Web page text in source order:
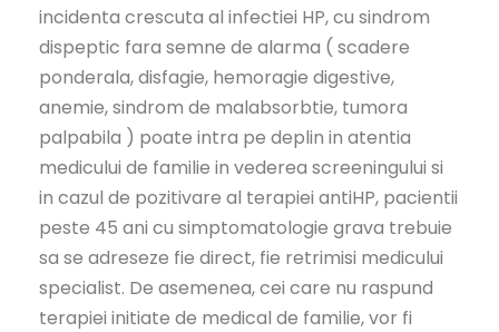
incidenta crescuta al infectiei HP, cu sindrom
dispeptic fara semne de alarma ( scadere
ponderala, disfagie, hemoragie digestive,
anemie, sindrom de malabsorbtie, tumora
palpabila ) poate intra pe deplin in atentia
medicului de familie in vederea screeningului si
in cazul de pozitivare al terapiei antiHP, pacientii
peste 45 ani cu simptomatologie grava trebuie
sa se adreseze fie direct, fie retrimisi medicului
specialist. De asemenea, cei care nu raspund
terapiei initiate de medical de familie, vor fi